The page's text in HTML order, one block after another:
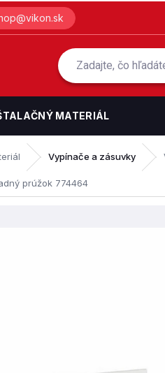
MATERIÁL
Vypínače a zásuvky
prúžok 774464